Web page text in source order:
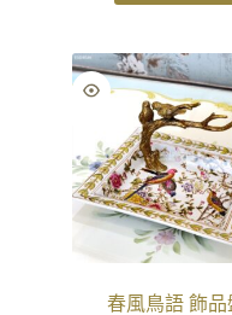
春風鳥語 飾品